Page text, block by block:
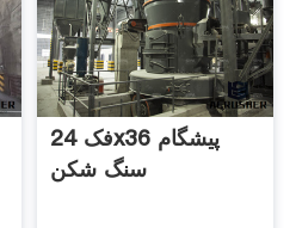
فک 24x36 پیشگام
سنگ شکن